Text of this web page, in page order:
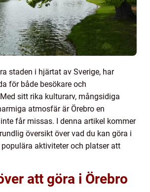
staden i hjärtat av Sverige, har
för både besökare och
sitt rika kulturarv, mångsidiga
atmosfär är Örebro en
får missas. I denna artikel kommer
översikt över vad du kan göra i
populära aktiviteter och platser att
att göra i Örebro